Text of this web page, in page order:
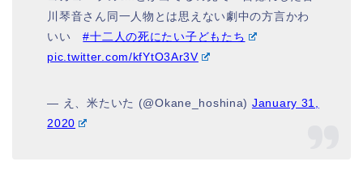
川琴音さん同一人物とは思えない劇中の方言かわ
いい#十二人の死にたい子どもたち
pic.twitter.com/kfYtO3Ar3V
— え、米たいた (@Okane_hoshina) January 31,
2020